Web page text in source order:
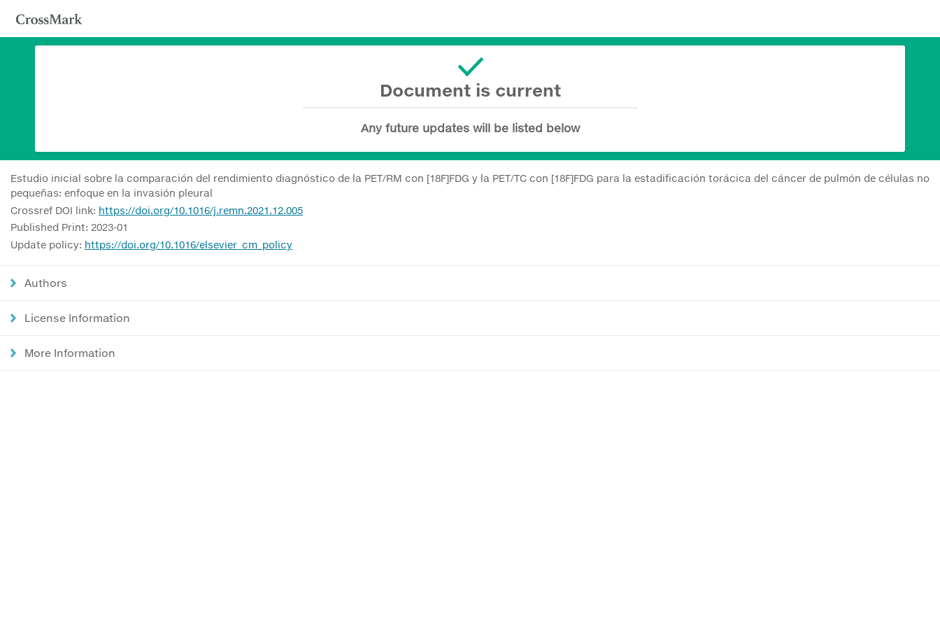
Document is current
Any future updates will be listed below
Estudio inicial sobre la comparación del rendimiento diagnóstico de la PET/RM con [18F]FDG y la PET/TC con [18F]FDG para la estadificación torácica del cáncer de pulmón de células no
pequeñas: enfoque en la invasión pleural
Crossref DOI link: https://doi.org/10.1016/j.remn.2021.12.005
Published Print: 2023-01
Update policy: https://doi.org/10.1016/elsevier_cm_policy
Authors
License Information
More Information